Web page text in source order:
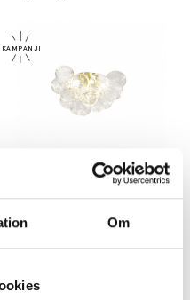
Om
BY RYDÉNS
2849 kr